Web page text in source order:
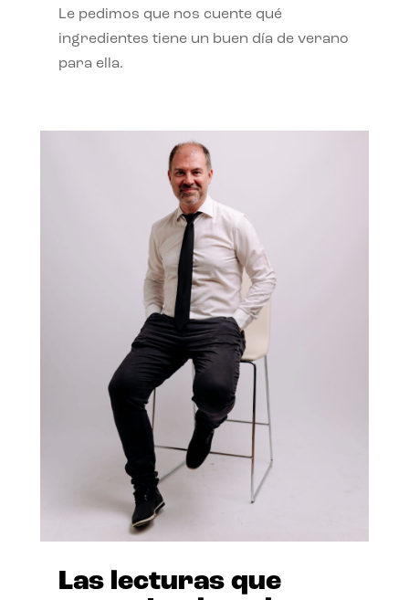
Le pedimos que nos cuente qué
ingredientes tiene un buen día de verano
para ella.
Las lecturas que